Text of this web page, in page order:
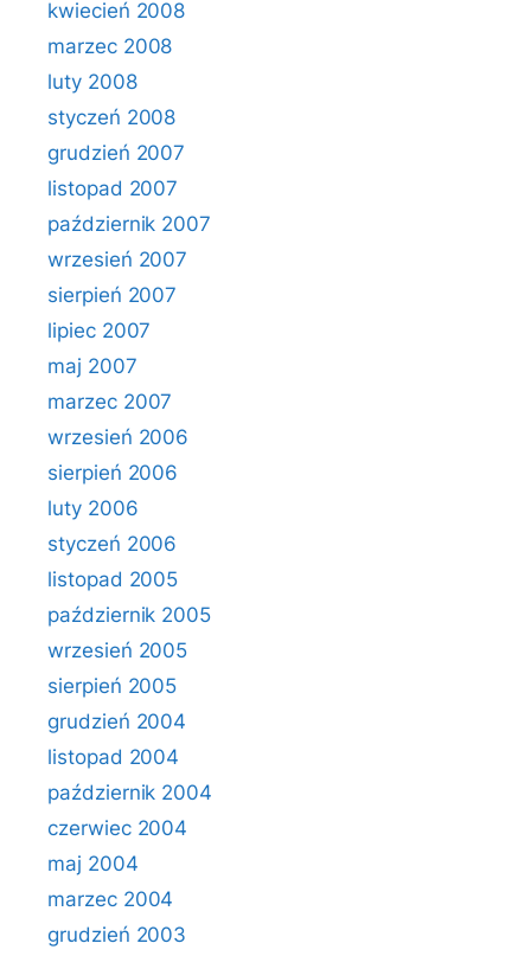
kwiecień 2008
marzec 2008
luty 2008
styczeń 2008
grudzień 2007
listopad 2007
październik 2007
wrzesień 2007
sierpień 2007
lipiec 2007
maj 2007
marzec 2007
wrzesień 2006
sierpień 2006
luty 2006
styczeń 2006
listopad 2005
październik 2005
wrzesień 2005
sierpień 2005
grudzień 2004
listopad 2004
październik 2004
czerwiec 2004
maj 2004
marzec 2004
grudzień 2003